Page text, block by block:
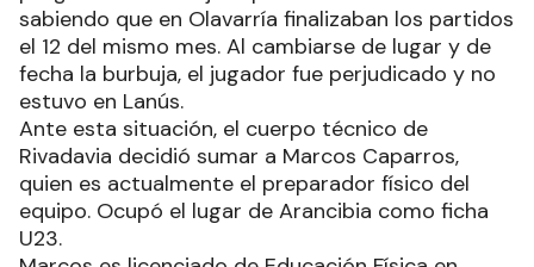
sabiendo que en Olavarría finalizaban los partidos
el 12 del mismo mes. Al cambiarse de lugar y de
fecha la burbuja, el jugador fue perjudicado y no
estuvo en Lanús.
Ante esta situación, el cuerpo técnico de
Rivadavia decidió sumar a Marcos Caparros,
quien es actualmente el preparador físico del
equipo. Ocupó el lugar de Arancibia como ficha
U23.